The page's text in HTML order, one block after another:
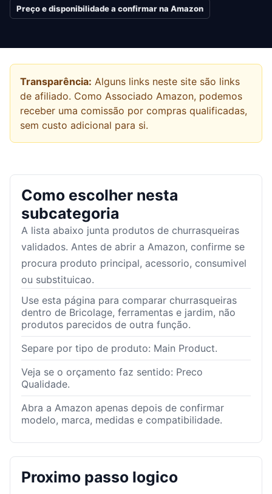
Preço e disponibilidade a confirmar na Amazon
Transparência: Alguns links neste site são links
de afiliado. Como Associado Amazon, podemos
receber uma comissão por compras qualificadas,
sem custo adicional para si.
Como escolher nesta
subcategoria
A lista abaixo junta produtos de churrasqueiras
validados. Antes de abrir a Amazon, confirme se
procura produto principal, acessorio, consumivel
ou substituicao.
Use esta página para comparar churrasqueiras
dentro de Bricolage, ferramentas e jardim, não
produtos parecidos de outra função.
Separe por tipo de produto: Main Product.
Veja se o orçamento faz sentido: Preco
Qualidade.
Abra a Amazon apenas depois de confirmar
modelo, marca, medidas e compatibilidade.
Proximo passo logico